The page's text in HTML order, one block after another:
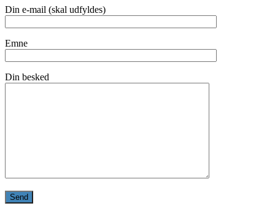
Din e-mail (skal udfyldes)
Emne
Din besked